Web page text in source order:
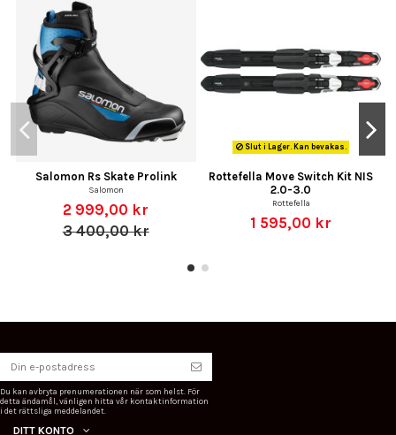
Salomon Rs Skate Prolink
Salomon
2 999,00 kr
3 400,00 kr
Slut i Lager. Kan bevakas.
Rottefella Move Switch Kit NIS
2.0-3.0
Rottefella
1 595,00 kr
Du kan avbryta prenumerationen när som helst. För
detta ändamål, vänligen hitta vår kontaktinformation
i det rättsliga meddelandet.
DITT KONTO